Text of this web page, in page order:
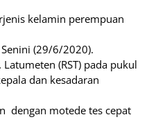
kelamin perempuan
(29/6/2020).
(RST) pada pukul
dan kesadaran
dengan motede tes cepat